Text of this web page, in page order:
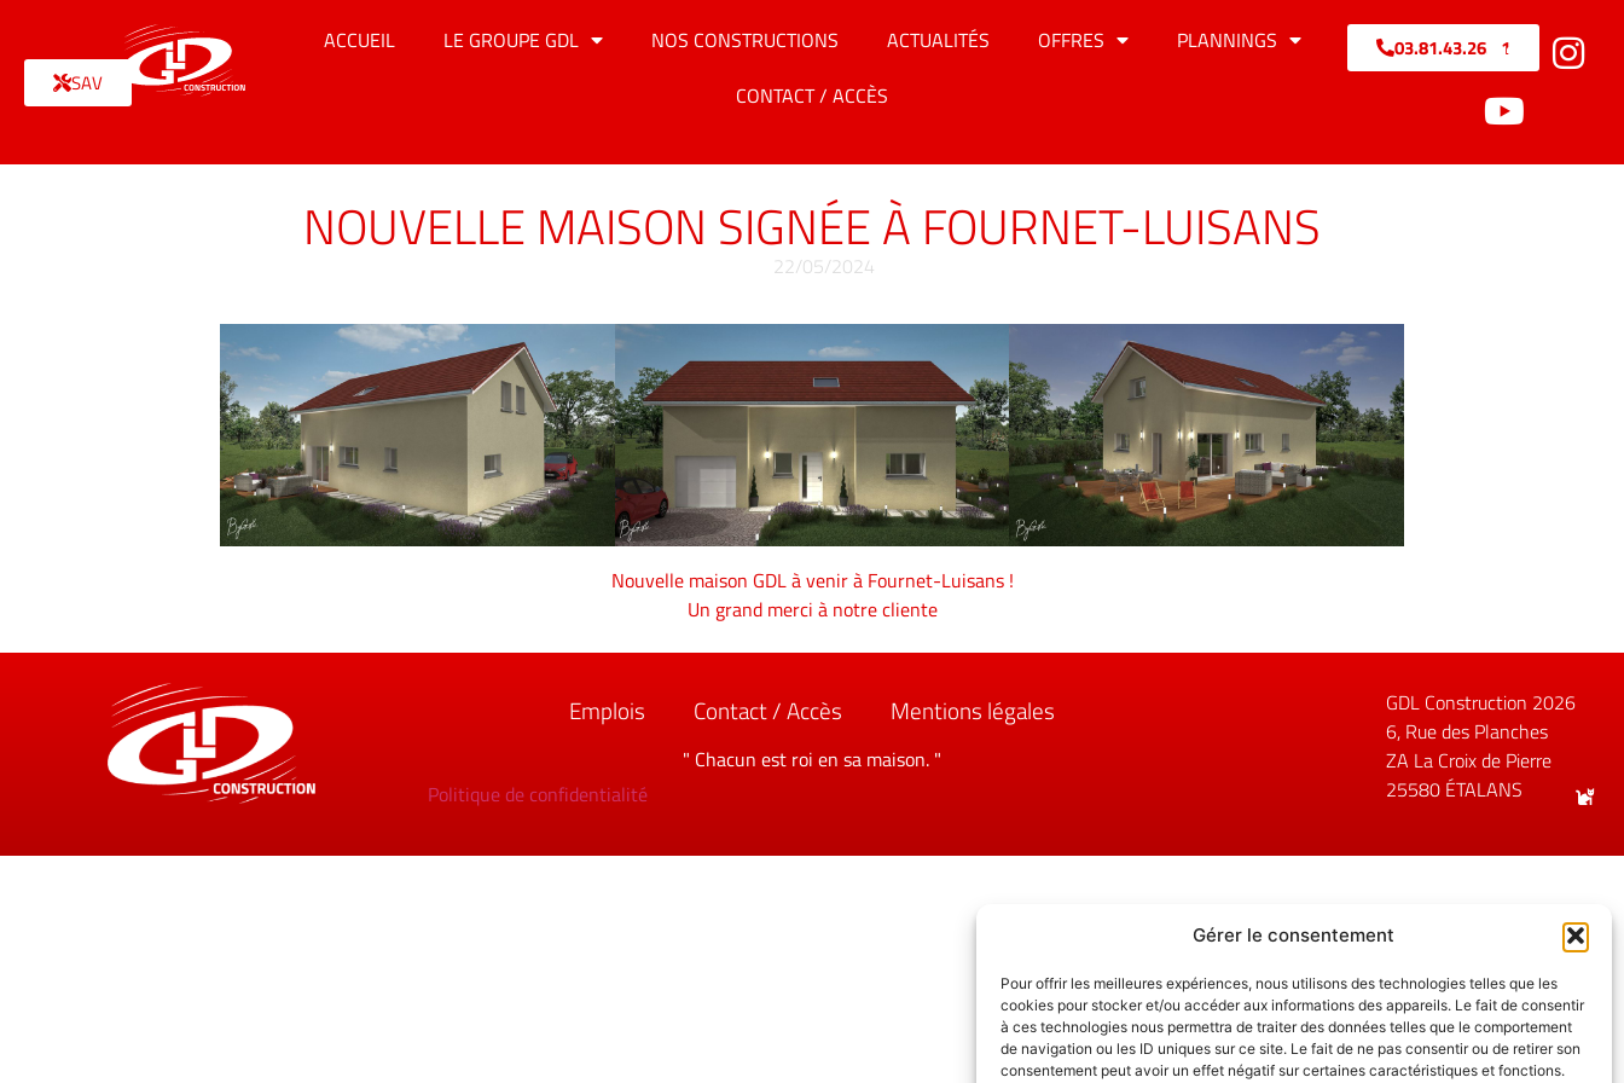
Gérer le consentement
Pour offrir les meilleures expériences, nous utilisons des technologies telles que les
cookies pour stocker et/ou accéder aux informations des appareils. Le fait de consentir
à ces technologies nous permettra de traiter des données telles que le comportement
de navigation ou les ID uniques sur ce site. Le fait de ne pas consentir ou de retirer son
consentement peut avoir un effet négatif sur certaines caractéristiques et fonctions.
SAV
ACCUEIL LE GROUPE GDL NOS CONSTRUCTIONS ACTUALITÉS OFFRES
PLANNINGS
CONTACT / ACCÈS
03.81.43.26.71
NOUVELLE MAISON SIGNÉE À FOURNET-LUISANS
22/05/2024
Nouvelle maison GDL à venir à Fournet-Luisans !
Un grand merci à notre cliente
Emplois Contact / Accès Mentions légales
" Chacun est roi en sa maison. "
Politique de confidentialité
GDL Construction 2026
6, Rue des Planches
ZA La Croix de Pierre
25580 ÉTALANS